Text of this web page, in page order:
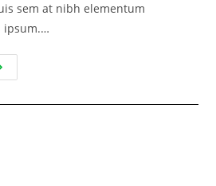
sem at nibh elementum
ipsum.…